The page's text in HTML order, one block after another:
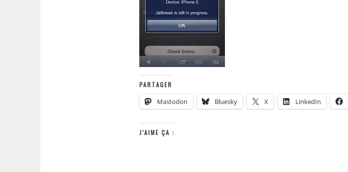
PARTAGER
Mastodon Bluesky X LinkedIn
J’AIME ÇA :